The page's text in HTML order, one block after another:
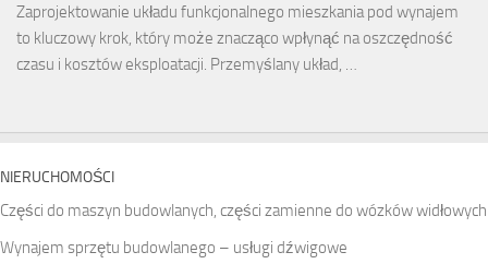
Zaprojektowanie układu funkcjonalnego mieszkania pod wynajem
to kluczowy krok, który może znacząco wpłynąć na oszczędność
czasu i kosztów eksploatacji. Przemyślany układ, …
NIERUCHOMOŚCI
Części do maszyn budowlanych, części zamienne do wózków widłowych
Wynajem sprzętu budowlanego – usługi dźwigowe